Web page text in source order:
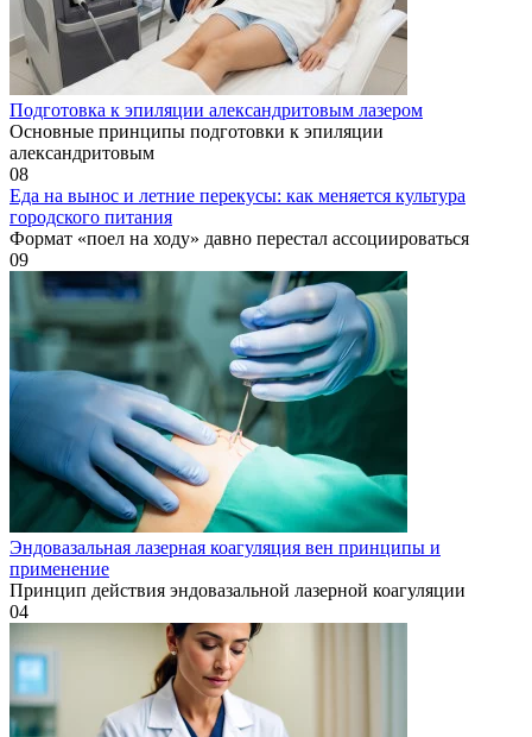
Подготовка к эпиляции александритовым лазером
Основные принципы подготовки к эпиляции
александритовым
08
Еда на вынос и летние перекусы: как меняется культура
городского питания
Формат «поел на ходу» давно перестал ассоциироваться
09
Эндовазальная лазерная коагуляция вен принципы и
применение
Принцип действия эндовазальной лазерной коагуляции
04